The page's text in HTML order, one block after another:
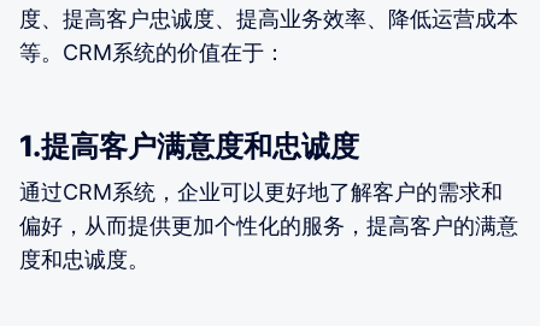
度、提高客户忠诚度、提高业务效率、降低运营成本
等。CRM系统的价值在于：
1.提高客户满意度和忠诚度
通过CRM系统，企业可以更好地了解客户的需求和
偏好，从而提供更加个性化的服务，提高客户的满意
度和忠诚度。